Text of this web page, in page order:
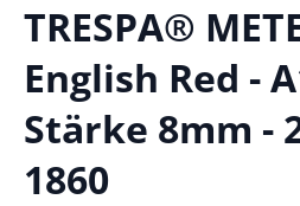
TRESPA®
English Red -
Stärke 8mm -
1860